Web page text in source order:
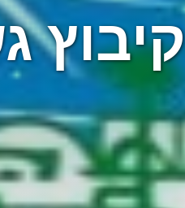
קיבוץ